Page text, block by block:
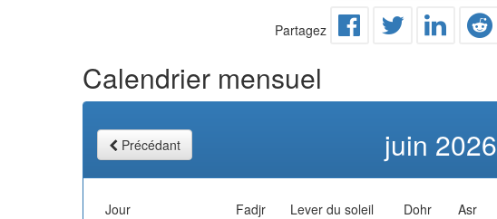
Partagez
Calendrier mensuel
Précédant juin 2026
Jour Fadjr Lever du soleil Dohr Asr